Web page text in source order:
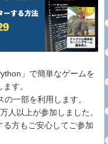
」で簡単なゲームを
す。
一部を利用します。
人以上が参加しました。
る方もご安心してご参加